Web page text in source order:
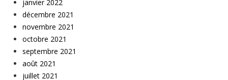
janvier 2022
décembre 2021
novembre 2021
octobre 2021
septembre 2021
août 2021
juillet 2021